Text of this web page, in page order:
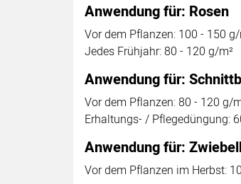
Anwendung für: Rosen
Vor dem Pflanzen: 100 - 150
Jedes Frühjahr: 80 - 120 g/m²
Anwendung für:
Vor dem Pflanzen: 80 - 120 g/
Erhaltungs- / Pflegedüngung:
Anwendung für:
Vor dem Pflanzen im Herbst: